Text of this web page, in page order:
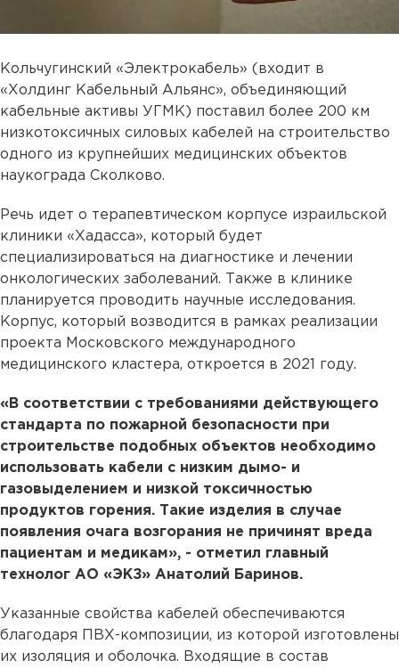
Кольчугинский «Электрокабель» (входит в
«Холдинг Кабельный Альянс», объединяющий
кабельные активы УГМК) поставил более 200 км
низкотоксичных силовых кабелей на строительство
одного из крупнейших медицинских объектов
наукограда Сколково.
Речь идет о терапевтическом корпусе израильской
клиники «Хадасса», который будет
специализироваться на диагностике и лечении
онкологических заболеваний. Также в клинике
планируется проводить научные исследования.
Корпус, который возводится в рамках реализации
проекта Московского международного
медицинского кластера, откроется в 2021 году.
«В соответствии с требованиями действующего
стандарта по пожарной безопасности при
строительстве подобных объектов необходимо
использовать кабели с низким дымо- и
газовыделением и низкой токсичностью
продуктов горения. Такие изделия в случае
появления очага возгорания не причинят вреда
пациентам и медикам», - отметил главный
технолог АО «ЭКЗ» Анатолий Баринов.
Указанные свойства кабелей обеспечиваются
благодаря ПВХ-композиции, из которой изготовлены
их изоляция и оболочка. Входящие в состав